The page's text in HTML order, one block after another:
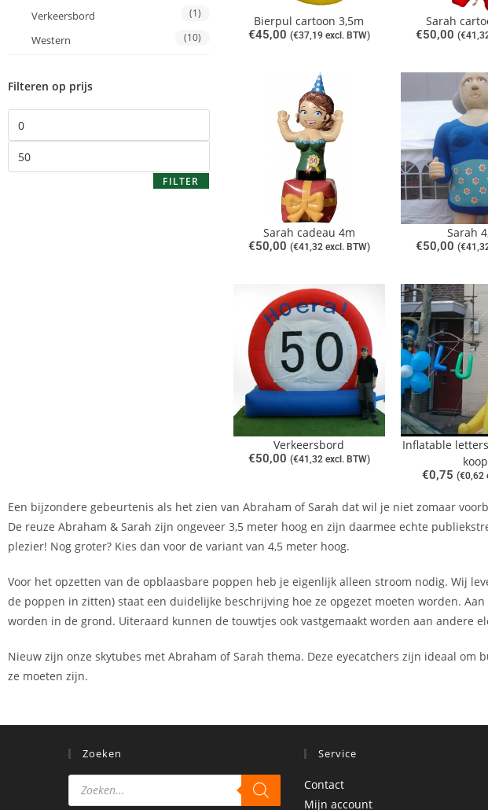
Verkeersbord (1)
Western (10)
Filteren op prijs
FILTER
Bierpul cartoon 3,5m
€45,00 (€37,19excl. BTW)
Sarah
€50,00 (€
Sarah cadeau 4m
€50,00 (€41,32excl. BTW)
Sarah
€50,00 (€
Verkeersbord
€50,00 (€41,32 excl. BTW)
Inflatable
€0,75 (€0,62
Een bijzondere gebeurtenis als het zien van Abraham of Sarah dat wil je niet zomaar
De reuze Abraham & Sarah zijn ongeveer 3,5 meter hoog en zijn daarmee echte
plezier! Nog groter? Kies dan voor de variant van 4,5 meter hoog.
Voor het opzetten van de opblaasbare poppen heb je eigenlijk alleen stroom nodig. Wij
de poppen in zitten) staat een duidelijke beschrijving hoe ze opgezet moeten worden.
worden in de grond. Uiteraard kunnen de touwtjes ook vastgemaakt worden aan andere
Nieuw zijn onze skytubes met Abraham of Sarah thema. Deze eyecatchers zijn ideaal
ze moeten zijn.
Zoeken Service
Contact
Mijn account